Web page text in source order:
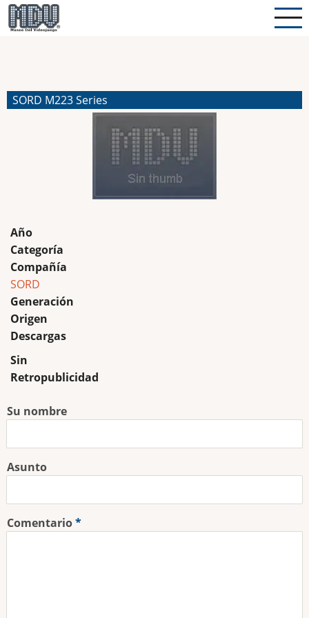
Pasar
al
SORD M223 Series
Año
Categoría
Compañía
SORD
Generación
Origen
Descargas
Sin
Retropublicidad
Su nombre
Asunto
Comentario